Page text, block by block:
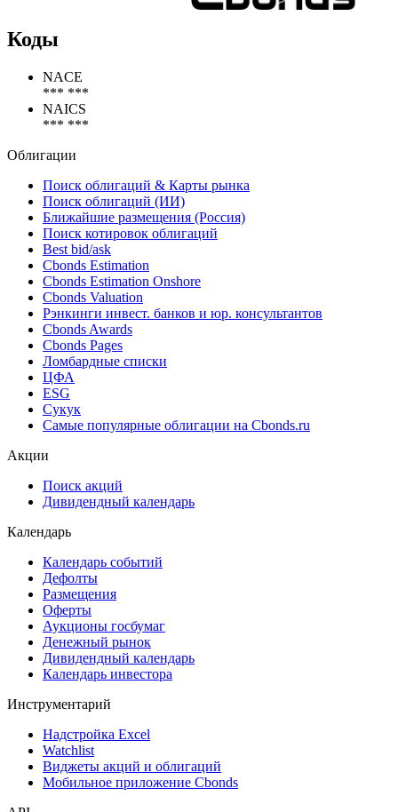
Коды
NACE
*** ***
NAICS
*** ***
Облигации
Поиск облигаций & Карты рынка
Поиск облигаций (ИИ)
Ближайшие размещения (Россия)
Поиск котировок облигаций
Best bid/ask
Cbonds Estimation
Cbonds Estimation Onshore
Cbonds Valuation
Рэнкинги инвест. банков и юр. консультантов
Cbonds Awards
Cbonds Pages
Ломбардные списки
ЦФА
ESG
Сукук
Самые популярные облигации на Cbonds.ru
Акции
Поиск акций
Дивидендный календарь
Календарь
Календарь событий
Дефолты
Размещения
Оферты
Аукционы госбумаг
Денежный рынок
Дивидендный календарь
Календарь инвестора
Инструментарий
Надстройка Excel
Watchlist
Виджеты акций и облигаций
Мобильное приложение Cbonds